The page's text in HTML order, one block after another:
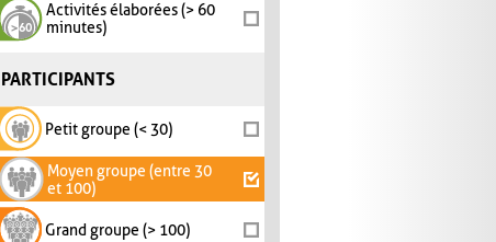
Activités élaborées (> 60
minutes)
PARTICIPANTS
Petit groupe (< 30)
Moyen groupe (entre 30
et 100)
Grand groupe (> 100)